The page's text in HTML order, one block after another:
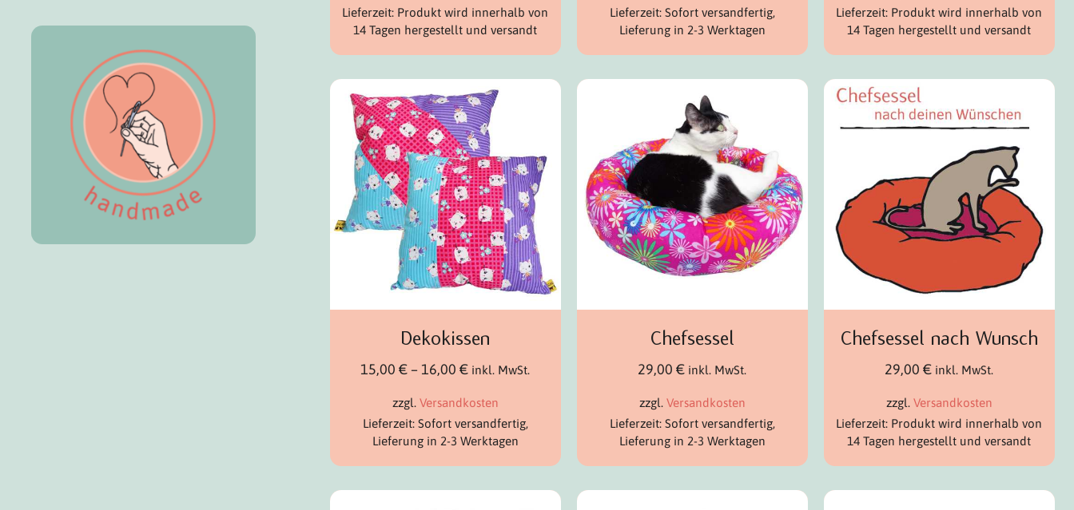
Lieferzeit: Produkt wird innerhalb von
14 Tagen hergestellt und versandt
Lieferzeit: Sofort versandfertig,
Lieferung in 2-3 Werktagen
Lieferzeit: Produkt wird innerhalb von
14 Tagen hergestellt und versandt
Dekokissen
15,00€– 16,00€ inkl. MwSt.
zzgl. Versandkosten
Lieferzeit: Sofort versandfertig,
Lieferung in 2-3 Werktagen
Chefsessel
29,00€ inkl. MwSt.
zzgl. Versandkosten
Lieferzeit: Sofort versandfertig,
Lieferung in 2-3 Werktagen
Chefsessel nach Wunsch
29,00€ inkl. MwSt.
zzgl. Versandkosten
Lieferzeit: Produkt wird innerhalb von
14 Tagen hergestellt und versandt